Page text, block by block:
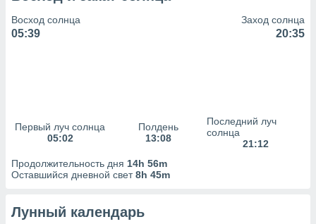
Восход солнца
05:39
Заход солнца
20:35
Первый луч солнца
05:02
Полдень
13:08
Последний луч
солнца
21:12
Продолжительность дня 14h 56m
Оставшийся дневной свет8h 45m
Лунный календарь